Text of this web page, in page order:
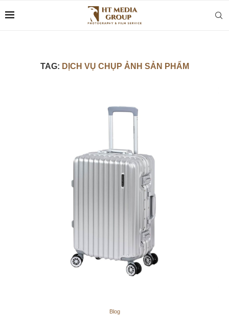
TAG: DỊCH VỤ CHỤP ẢNH SẢN PHẨM
Blog